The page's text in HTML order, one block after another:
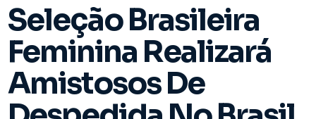
Seleção Brasileira
Feminina Realizará
Amistosos De